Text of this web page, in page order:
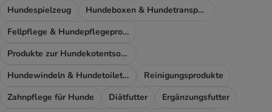
Hundespielzeug
Hundeboxen & Hundetransport
Fellpflege & Hundepflegeprodukte
Produkte zur Hundekotentsorgung
Hundewindeln & Hundetoiletten
Reinigungsprodukte
Zahnpflege für Hunde
Diätfutter
Ergänzungsfutter